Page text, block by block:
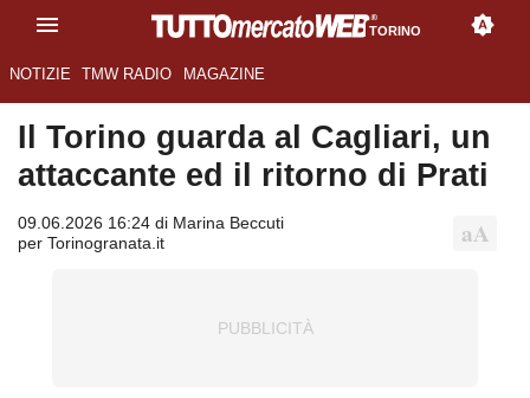
TORINO
NOTIZIE TMW RADIO MAGAZINE
Il Torino guarda al Cagliari, un
attaccante ed il ritorno di Prati
09.06.2026 16:24 di Marina Beccuti
per Torinogranata.it